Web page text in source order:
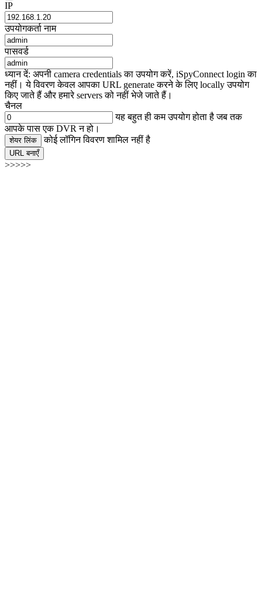
IP
उपयोगकर्ता नाम
पासवर्ड
ध्यान दें: अपनी camera credentials का उपयोग करें, iSpyConnect login का
नहीं। ये विवरण केवल आपका URL generate करने के लिए locally उपयोग
किए जाते हैं और हमारे servers को नहीं भेजे जाते हैं।
चैनल
यह बहुत ही कम उपयोग होता है जब तक
आपके पास एक DVR न हो।
शेयर लिंक कोई लॉगिन विवरण शामिल नहीं है
URL बनाएँ
>>>>>